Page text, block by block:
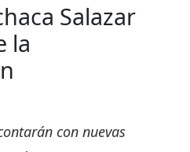
Salazar
la
con nuevas